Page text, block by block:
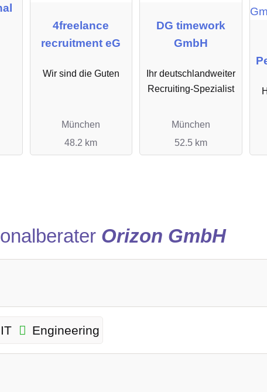
4freelance
recruitment eG
Wir sind die Guten
München
48.2 km
DG timework
GmbH
Ihr deutschlandweiter
Recruiting-Spezialist
München
52.5 km
Orizon GmbH
IT Engineering